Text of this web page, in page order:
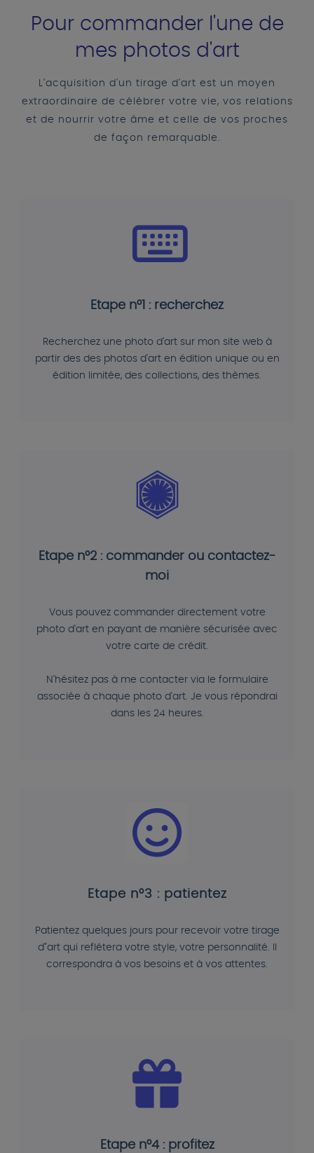
Pour commander l'une de
mes photos d'art
L'acquisition d'un tirage d'art est un moyen
extraordinaire de célébrer votre vie, vos relations
et de nourrir votre âme et celle de vos proches
de façon remarquable.
Etape n°1 : recherchez
Recherchez une photo d'art sur mon site web à
partir des des photos d'art en édition unique ou en
édition limitée, des collections, des thèmes.
Etape n°2 : commander ou contactez-
moi
Vous pouvez commander directement votre
photo d'art en payant de manière sécurisée avec
votre carte de crédit.
N'hésitez pas à me contacter via le formulaire
associée à chaque photo d'art. Je vous répondrai
dans les 24 heures.
Etape n°3 : patientez
Patientez quelques jours pour recevoir votre tirage
d"art qui reflétera votre style, votre personnalité. Il
correspondra à vos besoins et à vos attentes.
Etape n°4 : profitez